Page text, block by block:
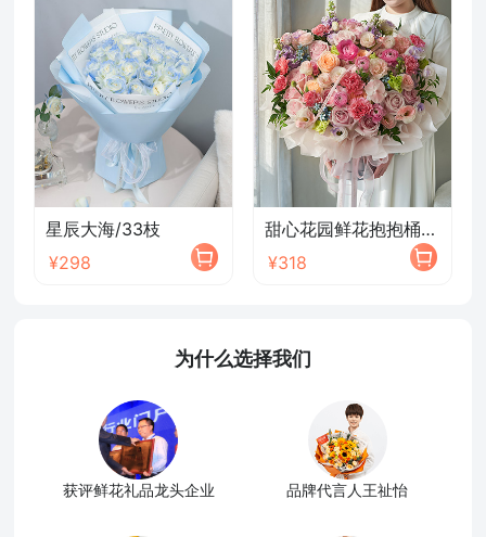
星辰大海/33枝
¥298
甜心花园鲜花抱抱桶/2026新款
¥318
为什么选择我们
获评鲜花礼品龙头企业 品牌代言人王祉怡